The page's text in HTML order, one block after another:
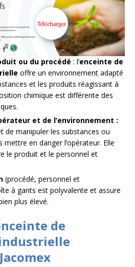
ou du procédé : l’enceinte de
offre un environnement adapté
et les produits réagissant à
chimique est différente des
et de l’environnement :
de manipuler les substances ou
mettre en danger l’opérateur. Elle
le produit et le personnel et
(procédé, personnel et
à gants est polyvalente et assure
plus élevé.
de